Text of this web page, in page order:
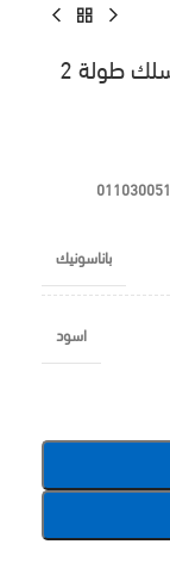
مشترك-3 فتحة-بالارضي والمفتاح-بسلك طولة 2
باناسونيك
اسود